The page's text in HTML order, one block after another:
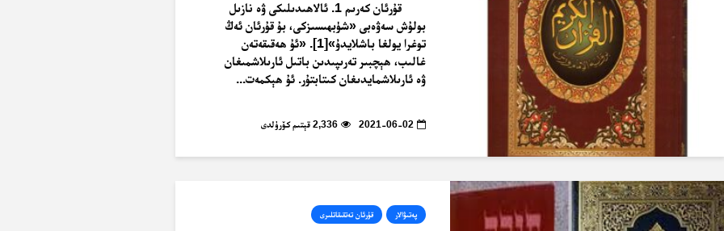
قۇرئان كەرىم 1. ئالاھىدىلىكى ۋە نازىل
بولۇش سەۋەبى «شۈبھىسىزكى، بۇ قۇرئان ئەڭ
توغرا يولغا باشلايدۇ»[1]. «ئۇ ھەقىقەتەن
غالىب، ھېچبىر تەرىپىدىن باتىل ئارىلاشمىغان
ۋە ئارىلاشمايدىغان كىتابتۇر. ئۇ ھېكمەت...
2021-06-02 2,336 قېتىم كۆرۈلدى
پەتىۋالار قۇرئان تەتقىقاتلىرى